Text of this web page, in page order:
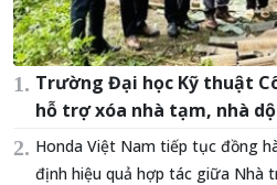
Trường Đại học Kỹ thuật
hỗ trợ xóa nhà tạm, nhà
Honda Việt Nam tiếp tục đồng
định hiệu quả hợp tác giữa Nhà